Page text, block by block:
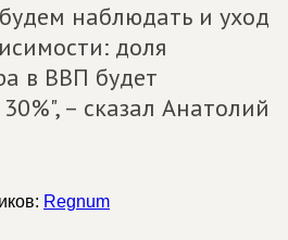
наблюдать и уход
доля
в ВВП будет
– сказал Анатолий
Regnum